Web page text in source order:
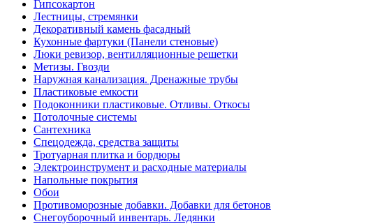
Гипсокартон
Лестницы, стремянки
Декоративный камень фасадный
Кухонные фартуки (Панели стеновые)
Люки ревизор, вентилляционные решетки
Метизы. Гвозди
Наружная канализация. Дренажные трубы
Пластиковые емкости
Подоконники пластиковые. Отливы. Откосы
Потолочные системы
Сантехника
Спецодежда, средства защиты
Тротуарная плитка и бордюры
Электроинструмент и расходные материалы
Напольные покрытия
Обои
Противоморозные добавки. Добавки для бетонов
Снегоуборочный инвентарь. Ледянки